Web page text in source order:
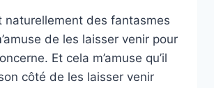
naturellement des fantasmes
de les laisser venir pour
Et cela m’amuse qu’il
côté de les laisser venir